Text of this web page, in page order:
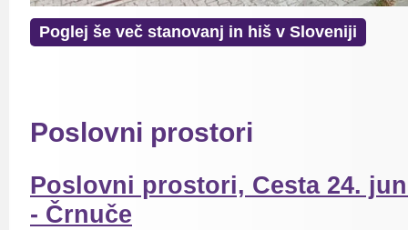
Poglej še več stanovanj in hiš v Sloveniji
Poslovni prostori
Poslovni prostori, Cesta 24.
- Črnuče